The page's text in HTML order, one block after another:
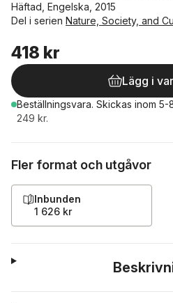
Häftad, Engelska, 2015
Del i serien Nature, Society, and
418 kr
Lägg i
Beställningsvara. Skickas inom 5-
249 kr.
Fler format och utgåvor
Inbunden
1 626 kr